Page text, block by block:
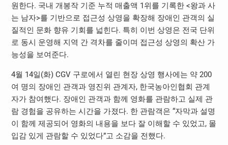
원한다. 국내 개봉작 기준 누적 매출액 1위를 기록한 <왕과 사
는 남자>를 기반으로 접근성 상영을 확장해 장애인 관객의 실
질적인 문화 향유 기회를 넓힌다. 특히 이번 상영은 전국 단위
로 동시 운영해 지역 간 격차를 줄이며 접근성 상영의 확산 가
능성을 보여준다.
4월 14일(화) CGV 구로에서 열린 현장 상영 행사에는 약 200
여 명의 장애인 관객과 영진위 관계자, 한국농아인협회 관계
자가 참여했다. 장애인 관객과 함께 영화를 관람하고 실제 관
람 경험을 공유하는 시간을 가졌다. 한 관람객은 “자막과 설명
이 함께 제공되어 영화의 내용을 보다 잘 이해할 수 있었고, 몰
입감 있게 관람할 수 있었다”고 소감을 전했다.